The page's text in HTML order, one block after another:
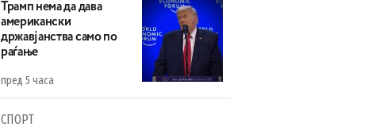
Трамп нема да дава
американски
државјанства само по
раѓање
пред 5 часа
СПОРТ